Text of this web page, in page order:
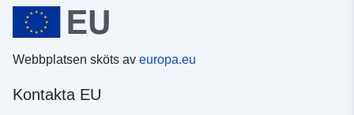
Webbplatsen sköts av europa.eu
Kontakta EU